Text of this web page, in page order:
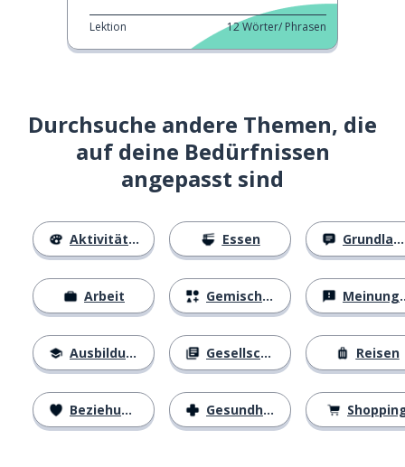
Lektion 12Wörter/ Phrasen
Durchsuche andere Themen, die
auf deine Bedürfnissen
angepasst sind
Aktivitäten
Arbeit
Ausbildung
Beziehungen
Essen
Gemischtes
Gesellschaft
Gesundheit
Grundlagen
Meinungen
Reisen